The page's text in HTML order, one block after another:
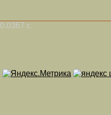
0.0367 с